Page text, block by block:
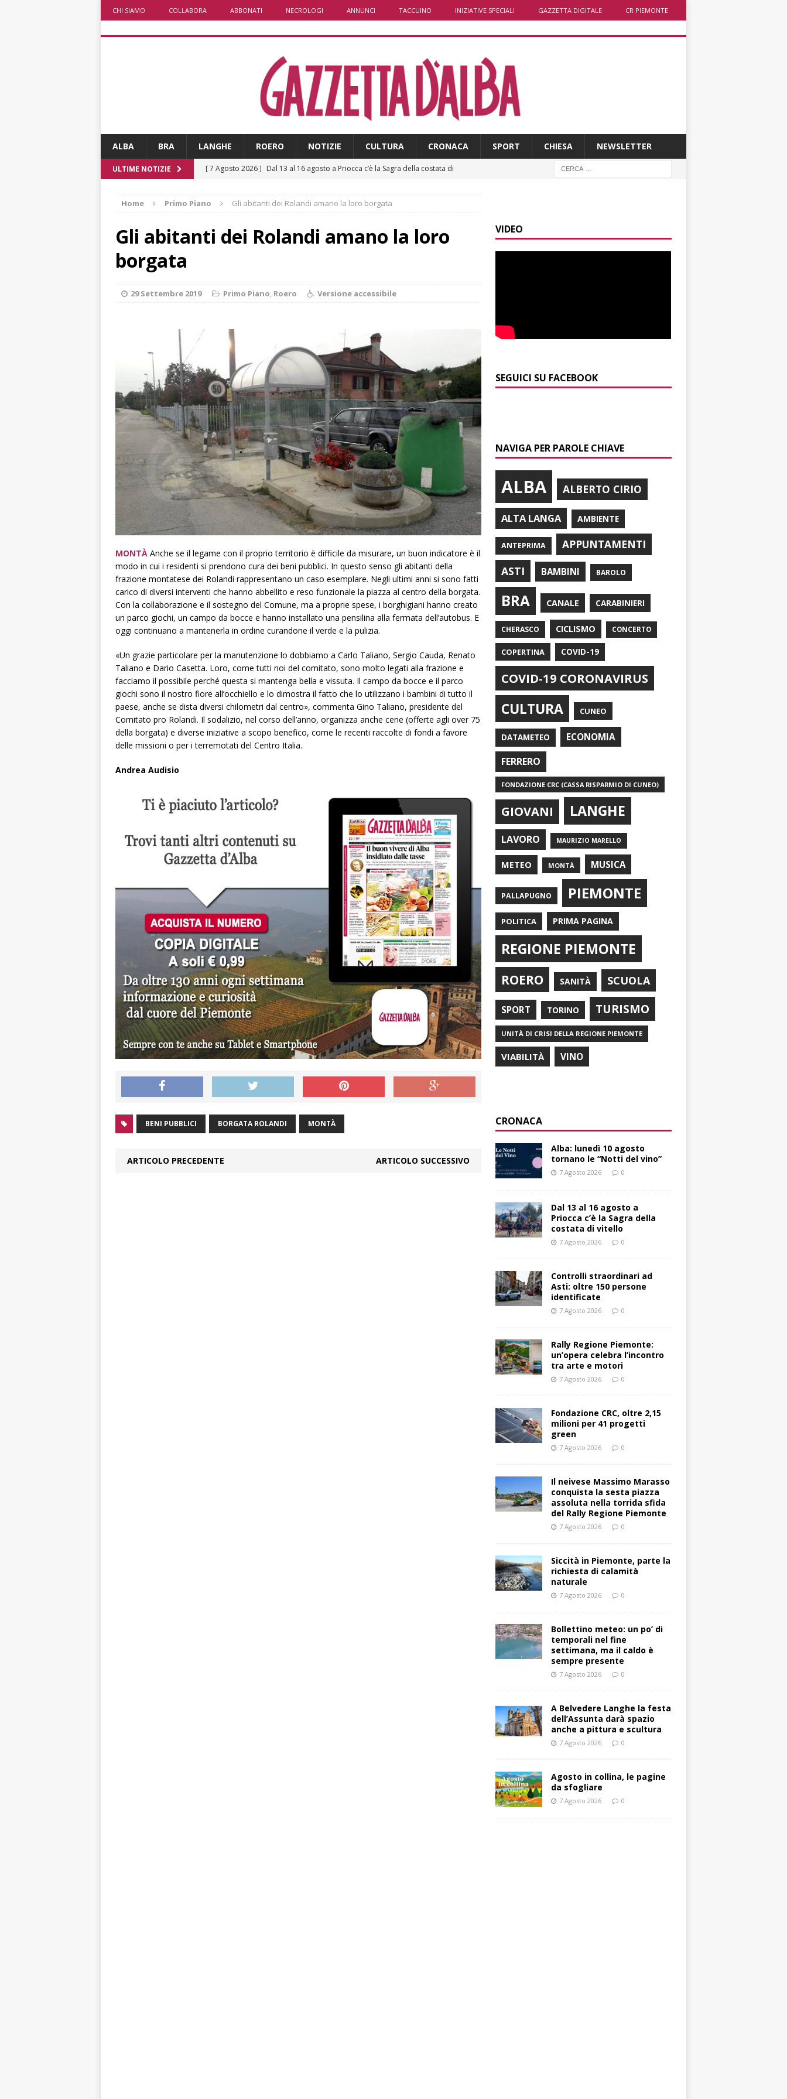
CHI SIAMO COLLABORA ABBONATI NECROLOGI ANNUNCI TACCUINO INIZIATIVE SPECIALI GAZZETTA DIGITALE CR PIEMONTE
ALBA BRA LANGHE ROERO NOTIZIE CULTURA CRONACA SPORT CHIESA NEWSLETTER
ULTIME NOTIZIE [ 7 Agosto 2026 ] Dal 13 al 16 agosto a Priocca c’è la Sagra della costata di
[ 7 Agosto 2026 ] Controlli straordinari ad Asti: oltre 150 persone identificate
CRONACA
Siccità in Piemonte, parte la richiesta di calamità naturale
[ 7 Agosto 2026 ]
Bollettino meteo: un po’ di temporali nel fine settimana, ma il
caldo è sempre presente
ALBA
[ 7 Agosto 2026 ] A Belvedere Langhe la festa dell’Assunta darà spazio anche a
pittura e scultura
LANGHE
[ 7 Agosto 2026 ]
Agosto in collina, le pagine da sfogliare
ALBA
[ 7 Agosto 2026 ]
Alba: lunedì 10 agosto tornano le “Notti del vino” ALBA
Home Primo Piano Gli abitanti dei Rolandi amano la loro borgata
Gli abitanti dei Rolandi amano la loro
borgata
29 Settembre 2019 Primo Piano, Roero Versione accessibile
MONTÀ Anche se il legame con il proprio territorio è difficile da misurare, un buon indicatore è il
modo in cui i residenti si prendono cura dei beni pubblici. In questo senso gli abitanti della
frazione montatese dei Rolandi rappresentano un caso esemplare. Negli ultimi anni si sono fatti
carico di diversi interventi che hanno abbellito e reso funzionale la piazza al centro della borgata.
Con la collaborazione e il sostegno del Comune, ma a proprie spese, i borghigiani hanno creato
un parco giochi, un campo da bocce e hanno installato una pensilina alla fermata dell’autobus. E
oggi continuano a mantenerla in ordine curandone il verde e la pulizia.
«Un grazie particolare per la manutenzione lo dobbiamo a Carlo Taliano, Sergio Cauda, Renato
Taliano e Dario Casetta. Loro, come tutti noi del comitato, sono molto legati alla frazione e
facciamo il possibile perché questa si mantenga bella e vissuta. Il campo da bocce e il parco
giochi sono il nostro fiore all’occhiello e lo dimostra il fatto che lo utilizzano i bambini di tutto il
paese, anche se dista diversi chilometri dal centro», commenta Gino Taliano, presidente del
Comitato pro Rolandi. Il sodalizio, nel corso dell’anno, organizza anche cene (offerte agli over 75
della borgata) e diverse iniziative a scopo benefico, come le recenti raccolte di fondi a favore
delle missioni o per i terremotati del Centro Italia.
Andrea Audisio
BENI PUBBLICI BORGATA ROLANDI MONTÀ
ARTICOLO PRECEDENTE ARTICOLO SUCCESSIVO
VIDEO
SEGUICI SU FACEBOOK
NAVIGA PER PAROLE CHIAVE
ALBA ALBERTO CIRIO
ALTA LANGA AMBIENTE
ANTEPRIMA
APPUNTAMENTI
ASTI
BAMBINI BAROLO
BRA CANALE CARABINIERI
CHERASCO CICLISMO CONCERTO
COPERTINA COVID-19
COVID-19 CORONAVIRUS
CULTURA CUNEO
DATAMETEO ECONOMIA
FERRERO
FONDAZIONE CRC (CASSA RISPARMIO DI CUNEO)
GIOVANI LANGHE
LAVORO MAURIZIO MARELLO
METEO MONTÀ MUSICA
PALLAPUGNO PIEMONTE
POLITICA PRIMA PAGINA
REGIONE PIEMONTE
ROERO SANITÀ SCUOLA
SPORT TORINO TURISMO
UNITÀ DI CRISI DELLA REGIONE PIEMONTE
VIABILITÀ VINO
CRONACA
Alba: lunedì 10 agosto
tornano le “Notti del vino”
7 Agosto 2026 0
Dal 13 al 16 agosto a
Priocca c’è la Sagra della
costata di vitello
7 Agosto 2026 0
Controlli straordinari ad
Asti: oltre 150 persone
identificate
7 Agosto 2026 0
Rally Regione Piemonte:
un’opera celebra l’incontro
tra arte e motori
7 Agosto 2026 0
Fondazione CRC, oltre 2,15
milioni per 41 progetti
green
7 Agosto 2026 0
Il neivese Massimo Marasso
conquista la sesta piazza
assoluta nella torrida sfida
del Rally Regione Piemonte
7 Agosto 2026 0
Siccità in Piemonte, parte la
richiesta di calamità
naturale
7 Agosto 2026 0
Bollettino meteo: un po’ di
temporali nel fine
settimana, ma il caldo è
sempre presente
7 Agosto 2026 0
A Belvedere Langhe la festa
dell’Assunta darà spazio
anche a pittura e scultura
7 Agosto 2026 0
Agosto in collina, le pagine
da sfogliare
7 Agosto 2026 0